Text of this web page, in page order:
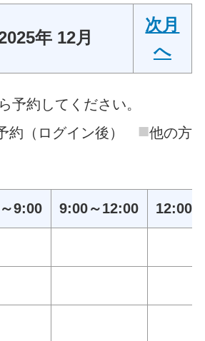
年 12月
次月
へ
予約してください。
約（ログイン後） ■他の方
9:00 9:00～12:00 12:00